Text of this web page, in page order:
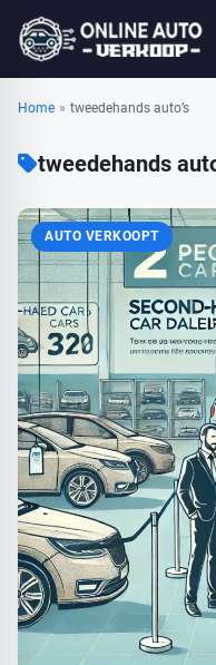
Home » tweedehands auto’s
tweedehands
AUTO VERKOOPT